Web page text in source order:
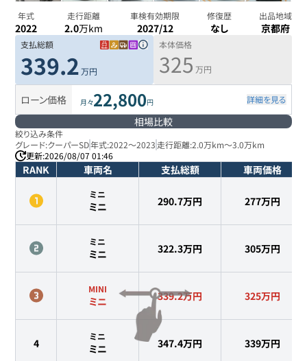
年式
2022
走行距離
2.0万km
車検有効期限
2027/12
修復歴
なし
出品地域
京都府
支払総額
339.2 万円
本体価格
325 万円
ローン価格 月々22,800円 詳細を見る
相場比較
絞り込み条件
グレード:クーパーSD年式:2022～2023 走行距離:2.0万km～3.0万km
更新:2026/08/07 01:46
RANK 車両名 支払総額 車両価格
ミニ
ミニ 290.7万円 277万円
ミニ
ミニ 322.3万円 305万円
MINI
ミニ 339.2万円 325万円
4
ミニ
ミニ 347.4万円 339万円